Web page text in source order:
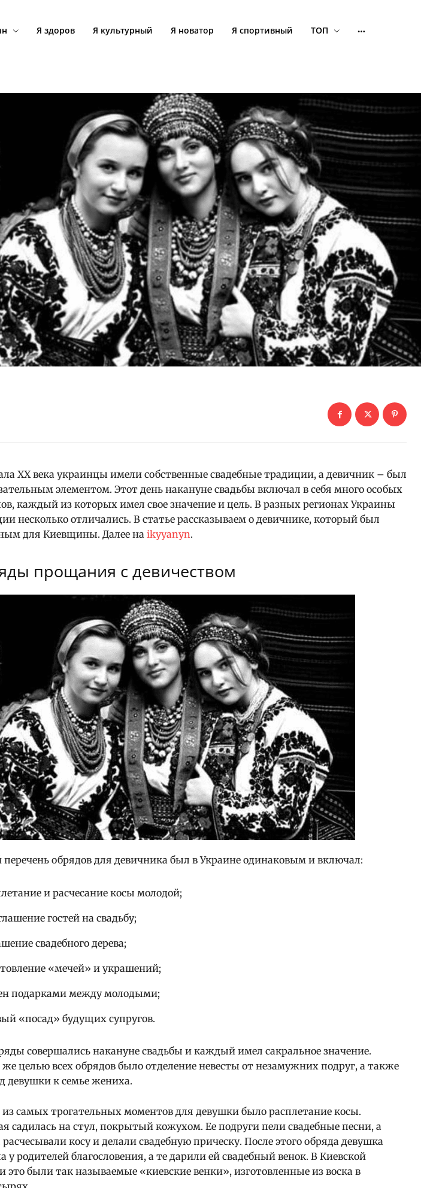
Я здоров Я культурный Я новатор Я спортивный ТОП
ХХ века украинцы имели собственные свадебные традиции, а девичник – был
элементом. Этот день накануне свадьбы включал в себя много особых
каждый из которых имел свое значение и цель. В разных регионах Украины
несколько отличались. В статье рассказываем о девичнике, который был
для Киевщины. Далее на ikyyanyn.
прощания с девичеством
обрядов для девичника был в Украине одинаковым и включал:
и расчесание косы молодой;
гостей на свадьбу;
свадебного дерева;
«мечей» и украшений;
подарками между молодыми;
«посад» будущих супругов.
совершались накануне свадьбы и каждый имел сакральное значение.
целью всех обрядов было отделение невесты от незамужних подруг, а также
девушки к семье жениха.
самых трогательных моментов для девушки было расплетание косы.
садилась на стул, покрытый кожухом. Ее подруги пели свадебные песни, а
расчесывали косу и делали свадебную прическу. После этого обряда девушка
у родителей благословения, а те дарили ей свадебный венок. В Киевской
это были так называемые «киевские венки», изготовленные из воска в